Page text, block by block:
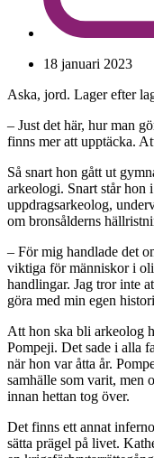
18 januari 2023
Aska, jord. Lager efter
– Just det här, hur man
finns mer att upptäcka.
Så snart hon gått ut
arkeologi. Snart står hon
uppdragsarkeolog,
om bronsålderns
– För mig handlade det
viktiga för människor i
handlingar. Jag tror inte
göra med min egen
Att hon ska bli arkeolog
Pompeji. Det sade i alla
när hon var åtta år.
samhälle som varit, men
innan hettan tog över.
Det finns ett annat
sätta prägel på livet.